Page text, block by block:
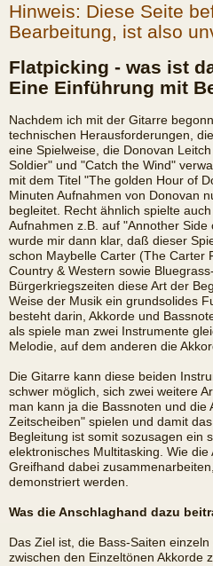
Hinweis: Diese Seite
Bearbeitung, ist also
Flatpicking - was ist
Eine Einführung mit
Nachdem ich mit der Gitarre
technischen Herausforderungen,
eine Spielweise, die Donovan
Soldier" und "Catch the Wind"
mit dem Titel "The golden Hour of
Minuten Aufnahmen von Donovan
begleitet. Recht ähnlich spielte
Aufnahmen z.B. auf "Annother Side
wurde mir dann klar, daß dieser
schon Maybelle Carter (The Carter
Country & Western sowie
Bürgerkriegszeiten diese Art der
Weise der Musik ein grundsolides
besteht darin, Akkorde und
als spiele man zwei Instrumente
Melodie, auf dem anderen die
Die Gitarre kann diese beiden
schwer möglich, sich zwei weitere
man kann ja die Bassnoten und die
Zeitscheiben" spielen und damit
Begleitung ist somit sozusagen ein
elektronisches Multitasking. Wie
Greifhand dabei
demonstriert werden.
Was die Anschlaghand dazu
Das Ziel ist, die Bass-Saiten
zwischen den Einzeltönen Akkorde